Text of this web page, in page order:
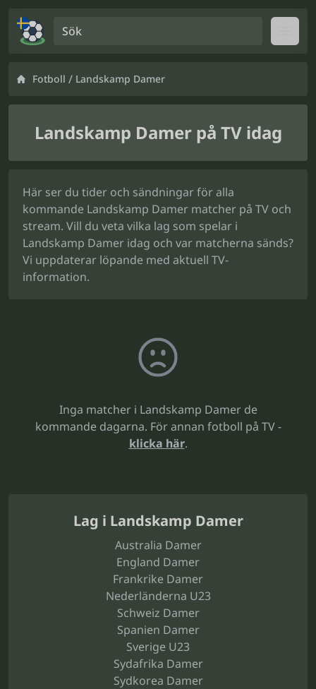
Fotboll / Landskamp Damer
Landskamp Damer på TV idag
Här ser du tider och sändningar för alla
kommande Landskamp Damer matcher på TV och
stream. Vill du veta vilka lag som spelar i
Landskamp Damer idag och var matcherna sänds?
Vi uppdaterar löpande med aktuell TV-
information.
Inga matcher i Landskamp Damer de
kommande dagarna. För annan fotboll på TV -
klicka här.
Lag i Landskamp Damer
Australia Damer
England Damer
Frankrike Damer
Nederländerna U23
Schweiz Damer
Spanien Damer
Sverige U23
Sydafrika Damer
Sydkorea Damer